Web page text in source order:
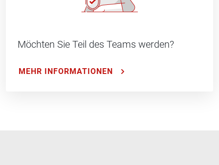
Möchten Sie Teil des Teams werden?
MEHR INFORMATIONEN